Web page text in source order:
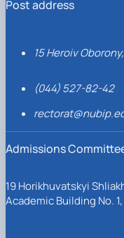
Post address
15 Heroiv
(044) 527-82-42
Admissions
19 Horikhuvatskyi
Academic Building No.